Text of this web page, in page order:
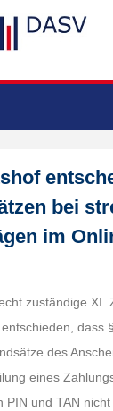
bei
im
zuständige XI.
dass
des
eines
und TAN nicht